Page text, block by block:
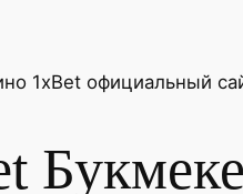
1xBet официальный